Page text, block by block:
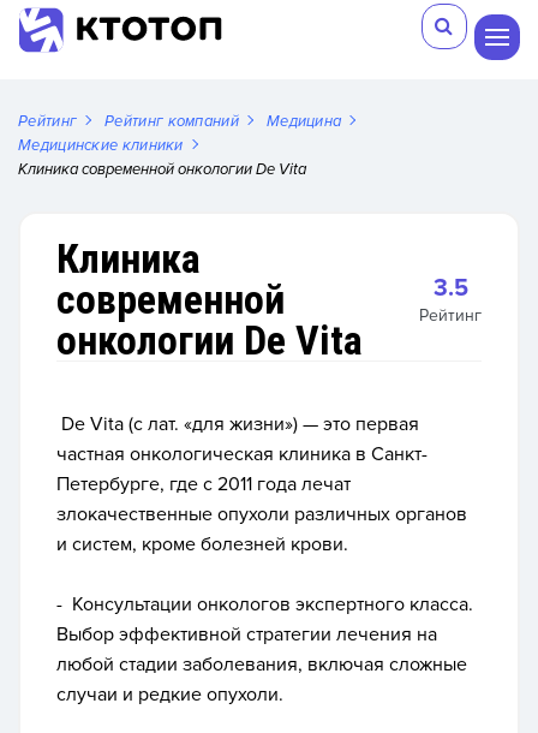
Рейтинг Рейтинг компаний
Медицина
Медицинские клиники
Клиника современной онкологии De Vita
Клиника
современной
онкологии De Vita
3.5
Рейтинг
De Vita (с лат. «для жизни») — это первая
частная онкологическая клиника в Санкт-
Петербурге, где с 2011 года лечат
злокачественные опухоли различных органов
и систем, кроме болезней крови.
- Консультации онкологов экспертного класса.
Выбор эффективной стратегии лечения на
любой стадии заболевания, включая сложные
случаи и редкие опухоли.